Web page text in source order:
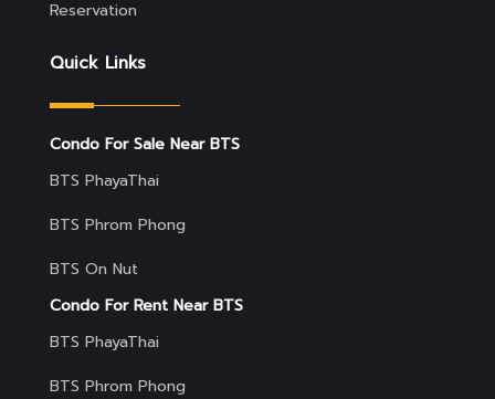
Reservation
Quick Links
Condo For Sale Near BTS
BTS PhayaThai
BTS Phrom Phong
BTS On Nut
Condo For Rent Near BTS
BTS PhayaThai
BTS Phrom Phong